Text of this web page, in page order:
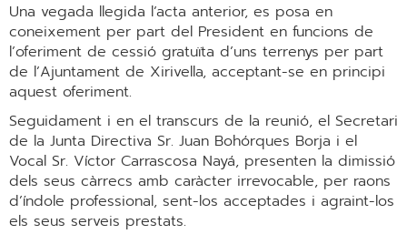
Una vegada llegida l’acta anterior, es posa en
coneixement per part del President en funcions de
l’oferiment de cessió gratuïta d’uns terrenys per part
de l’Ajuntament de Xirivella, acceptant-se en principi
aquest oferiment.
Seguidament i en el transcurs de la reunió, el Secretari
de la Junta Directiva Sr. Juan Bohórques Borja i el
Vocal Sr. Víctor Carrascosa Nayá, presenten la dimissió
dels seus càrrecs amb caràcter irrevocable, per raons
d’índole professional, sent-los acceptades i agraint-los
els seus serveis prestats.